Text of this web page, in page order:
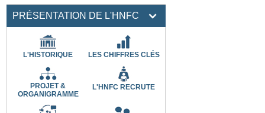
PRÉSENTATION DE L'HNFC
L'HISTORIQUE LES CHIFFRES CLÉS
PROJET &
ORGANIGRAMME
L'HNFC RECRUTE